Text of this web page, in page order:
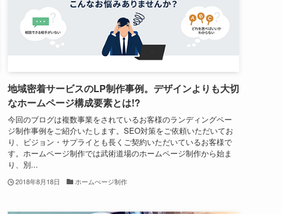
地域密着サービスのLP制作事例。デザインよりも大切
なホームページ構成要素とは!?
今回のブログは複数事業をされているお客様のランディングペー
ジ制作事例をご紹介いたします。SEO対策をご依頼いただいてお
り、ビジョン・サプライとも長くご契約いただいているお客様で
す。ホームページ制作では武術道場のホームページ制作から始ま
り、別...
2018年8月18日 ホームぺージ制作